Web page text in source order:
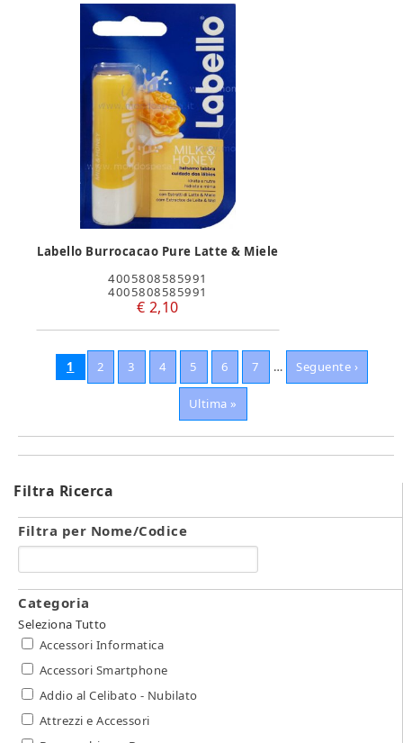
Labello Burrocacao Pure Latte & Miele
4005808585991
4005808585991
€ 2,10
1 2 3 4 5 6 7 … Seguente ›
Ultima »
Filtra Ricerca
Filtra per Nome/Codice
Categoria
Seleziona Tutto
Accessori Informatica
Accessori Smartphone
Addio al Celibato - Nubilato
Attrezzi e Accessori